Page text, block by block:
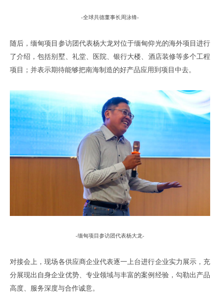
-全球共德董事长周泳锋-
随后 ，缅甸项目参访团 代表杨大龙对位于缅甸仰光的海外项目进行
了介绍 ，包括别墅 礼堂、 医院 、银行大楼
酒店装修等多个工程
项目
； 并表示期待能够把南海制造的好产品应用到项目中去。
-缅甸项目参访团代表杨大龙-
对接会上 ，现场各供应商企业代表逐一上台进行企业实力展示， 充
分展现出自身企业优势、 专业领域与丰富的案例 经验，勾勒出 产品
高度、服务深度与合作诚意。